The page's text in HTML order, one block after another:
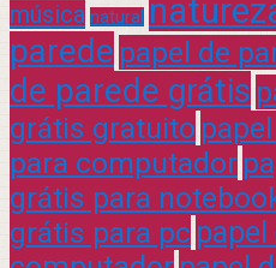
música natural
parede papel de
de parede grátis
grátis gratuito
para computador
grátis para
grátis para pc papel